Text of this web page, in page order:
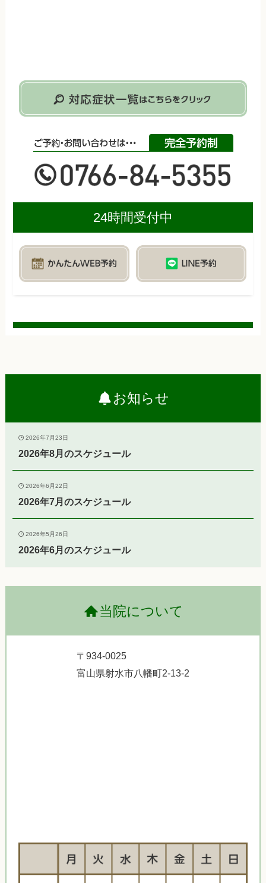
24時間受付中
お知らせ
2026年7月23日
2026年8月のスケジュール
2026年6月22日
2026年7月のスケジュール
2026年5月26日
2026年6月のスケジュール
当院について
〒934-0025
富山県射水市八幡町2-13-2